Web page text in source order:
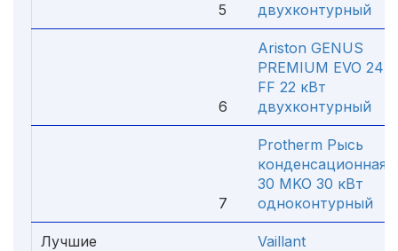
5
двухконтурный
6
Ariston GENUS
PREMIUM EVO 24
FF 22 кВт
двухконтурный
7
Protherm Рысь
конденсационная
30 MKO 30 кВт
одноконтурный
Лучшие
Vaillant